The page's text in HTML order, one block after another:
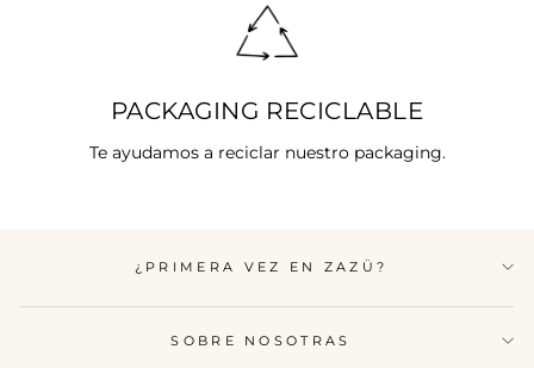
PACKAGING RECICLABLE
Te ayudamos a reciclar nuestro packaging.
¿PRIMERA VEZ EN ZAZÜ?
SOBRE NOSOTRAS